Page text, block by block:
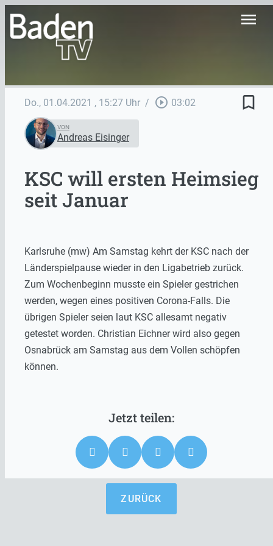
menu
Do., 01.04.2021 , 15:27 Uhr / play_circle_outline 03:02 bookmark_border
VON
Andreas Eisinger
KSC will ersten Heimsieg
seit Januar
Karlsruhe (mw) Am Samstag kehrt der KSC nach der
Länderspielpause wieder in den Ligabetrieb zurück.
Zum Wochenbeginn musste ein Spieler gestrichen
werden, wegen eines positiven Corona-Falls. Die
übrigen Spieler seien laut KSC allesamt negativ
getestet worden. Christian Eichner wird also gegen
Osnabrück am Samstag aus dem Vollen schöpfen
können.
ZURÜCK